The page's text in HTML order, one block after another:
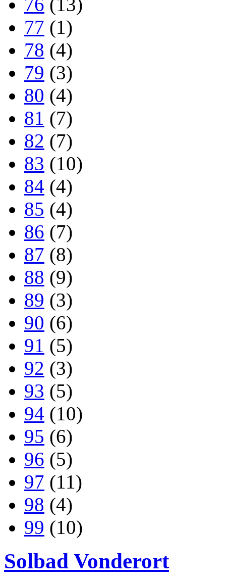
77 (1)
78 (4)
79 (3)
80 (4)
81 (7)
82 (7)
83 (10)
84 (4)
85 (4)
86 (7)
87 (8)
88 (9)
89 (3)
90 (6)
91 (5)
92 (3)
93 (5)
94 (10)
95 (6)
96 (5)
97 (11)
98 (4)
99 (10)
Solbad Vonderort